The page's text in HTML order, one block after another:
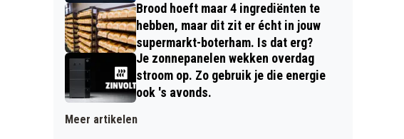
Brood hoeft maar 4 ingrediënten te
hebben, maar dit zit er écht in jouw
supermarkt-boterham. Is dat erg?
Je zonnepanelen wekken overdag
stroom op. Zo gebruik je die energie
ook 's avonds.
Meer artikelen